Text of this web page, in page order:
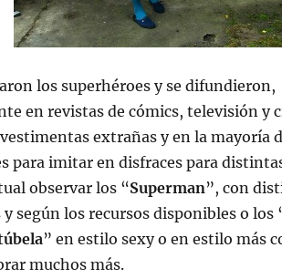
los superhéroes y se difundieron,
en revistas de cómics, televisión y
extrañas y en la mayoría
para imitar en disfraces para
observar los “Superman”, con
y según los recursos disponibles o los
” en estilo sexy o en estilo más
muchos más.